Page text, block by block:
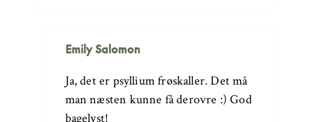
Emily Salomon
Ja, det er psyllium frøskaller. Det må
man næsten kunne få derovre :) God
bagelyst!